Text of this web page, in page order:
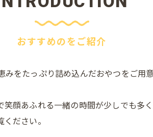
おすすめのをご紹介
をたっぷり詰め込んだおやつをご用
顔あふれる一緒の時間が少しでも多
ださい。